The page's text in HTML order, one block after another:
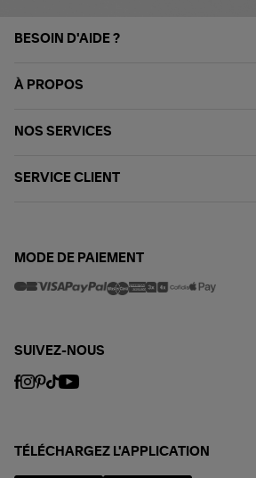
BESOIN D'AIDE ?
À PROPOS
NOS SERVICES
SERVICE CLIENT
MODE DE PAIEMENT
SUIVEZ-NOUS
TÉLÉCHARGEZ L'APPLICATION